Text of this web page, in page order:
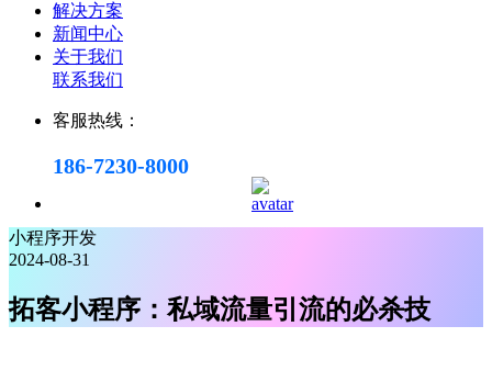
解决方案
新闻中心
关于我们
联系我们
客服热线：
186-7230-8000
小程序开发
2024-08-31
拓客小程序：私域流量引流的必杀技